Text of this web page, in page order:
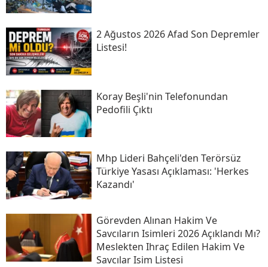
2 Ağustos 2026 Afad Son Depremler
Listesi!
Koray Beşli'nin Telefonundan
Pedofili Çıktı
Mhp Lideri Bahçeli'den Terörsüz
Türkiye Yasası Açıklaması: 'herkes
Kazandı'
Görevden Alınan Hakim Ve
Savcıların Isimleri 2026 Açıklandı Mı?
Meslekten Ihraç Edilen Hakim Ve
Savcılar Isim Listesi